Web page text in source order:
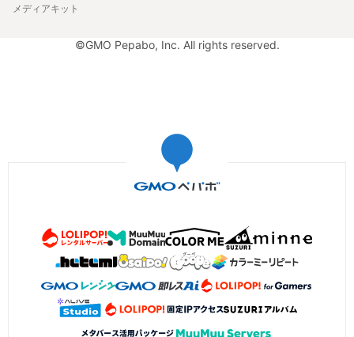
メディアキット
©GMO Pepabo, Inc. All rights reserved.